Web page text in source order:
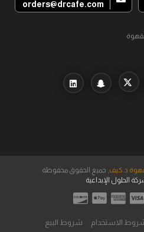
orders@drcafe.com
د.كيف , جميع الحقوق محفوظة.
الحلول الإبداعية
الاستخدام شروط البيع